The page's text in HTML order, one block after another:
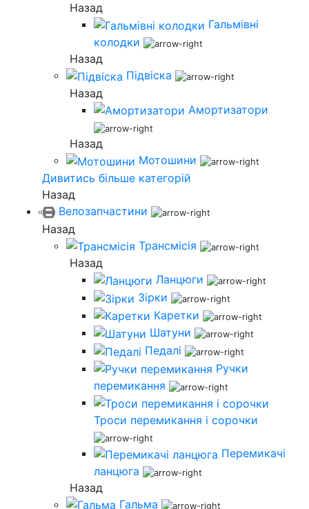
Назад
Гальмівні
колодки
Назад
Підвіска
Назад
Амортизатори
Назад
Мотошини
Дивитись більше категорій
Назад
Велозапчастини
Назад
Трансмісія
Назад
Ланцюги
Зірки
Каретки
Шатуни
Педалі
Ручки
перемикання
Троси перемикання і сорочки
Перемикачі
ланцюга
Назад
Гальма